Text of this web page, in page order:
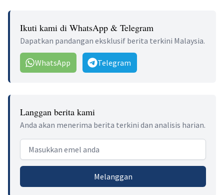
Ikuti kami di WhatsApp & Telegram
Dapatkan pandangan eksklusif berita terkini Malaysia.
WhatsApp Telegram
Langgan berita kami
Anda akan menerima berita terkini dan analisis harian.
Email address
Melanggan